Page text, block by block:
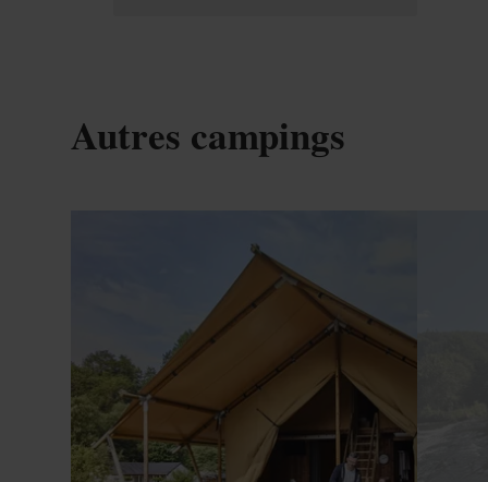
Autres campings